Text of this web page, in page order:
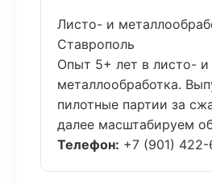
Листо- и
Ставрополь
Опыт 5+ лет в листо- и
металлообработка.
пилотные партии за
далее масштабируем
Телефон: +7 (901) 422-